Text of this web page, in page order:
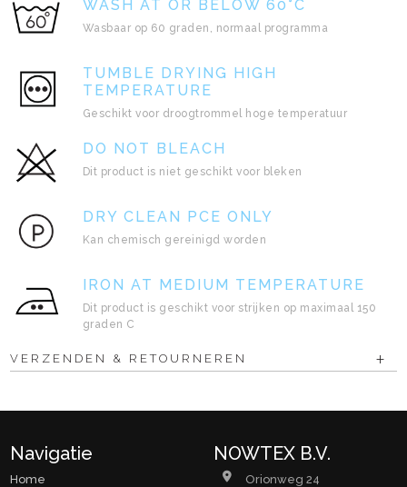
WASH AT OR BELOW 60°C
Wasbaar op 60 graden, normaal programma
TUMBLE DRYING HIGH
TEMPERATURE
Geschikt voor droogtrommel hoge temperatuur
DO NOT BLEACH
Dit product is niet geschikt voor bleken
DRY CLEAN PCE ONLY
Kan chemisch gereinigd worden
IRON AT MEDIUM TEMPERATURE
Dit product is geschikt voor strijken op maximaal 150
graden C
VERZENDEN & RETOURNEREN
Navigatie
Home
NOWTEX B.V.
Orionweg 24